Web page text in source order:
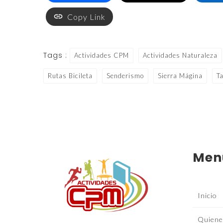
Copy Link
Tags : Actividades CPM Actividades Naturaleza
Rutas Bicileta Senderismo Sierra Mágina
Inicio